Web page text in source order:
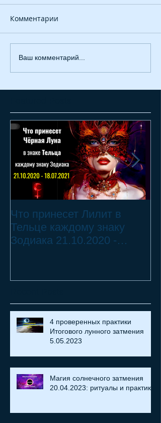
Комментарии
Ваш комментарий...
Что принесет Лилит в
Тельце каждому знаку
Зодиака 21.10.2020 -
4 проверенных практики
Итогового лунного затмения
5.05.2023
Магия солнечного затмения
20.04.2023: ритуалы и практики